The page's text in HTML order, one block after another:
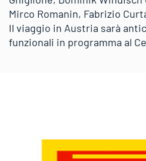
Mirco Romanin, Fabrizio
Il viaggio in Austria sarà
funzionali in programma al